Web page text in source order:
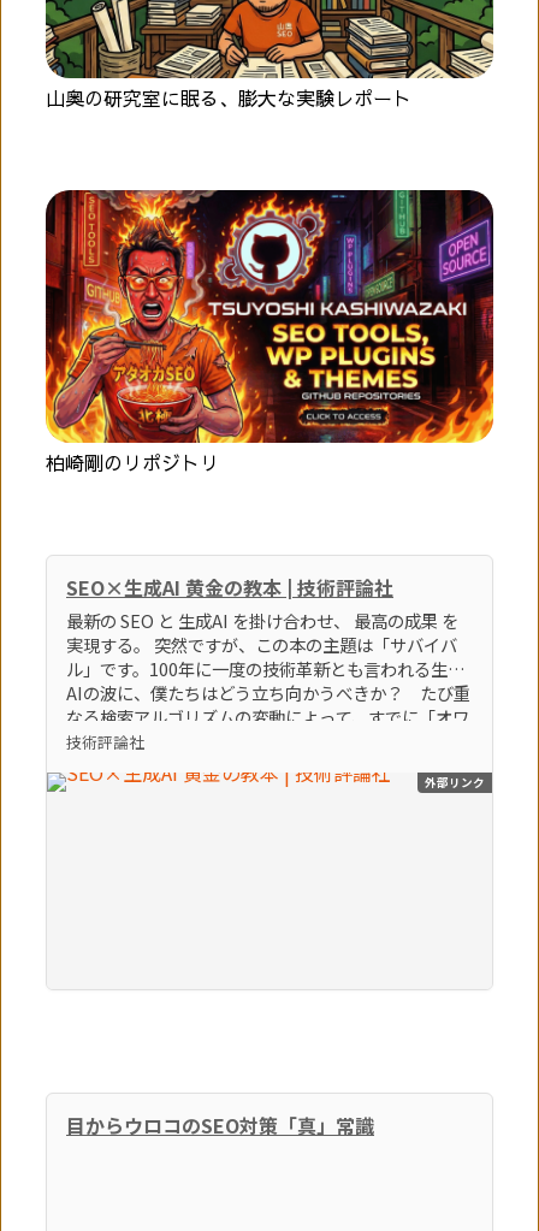
山奥の研究室に眠る、膨大な実験レポート
柏崎剛のリポジトリ
SEO×生成AI 黄金の教本 | 技術評論社
最新の SEO と 生成AI を掛け合わせ、 最高の成果 を
実現する。 突然ですが、この本の主題は「サバイバ
ル」です。100年に一度の技術革新とも言われる生成
AIの波に、僕たちはどう立ち向かうべきか？ たび重
なる検索アルゴリズムの変動によって、すでに「オワ
コン」とすら言われているブログやアフィリエイトサ
るのか？ そんな「生き残るための術」をテーマに、
技術評論社
外部リンク
目からウロコのSEO対策「真」常識